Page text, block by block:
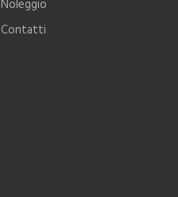
Noleggio
Contatti